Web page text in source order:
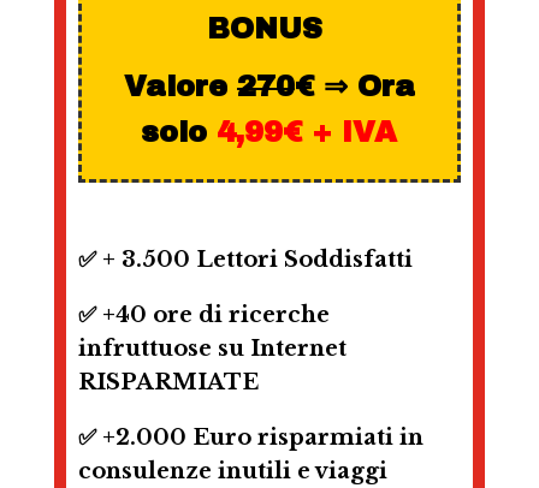
BONUS
Valore 270€ ⇒ Ora
solo 4,99€ + IVA
✅ + 3.500 Lettori Soddisfatti
✅ +40 ore di ricerche
infruttuose su Internet
RISPARMIATE
✅ +2.000 Euro risparmiati in
consulenze inutili e viaggi